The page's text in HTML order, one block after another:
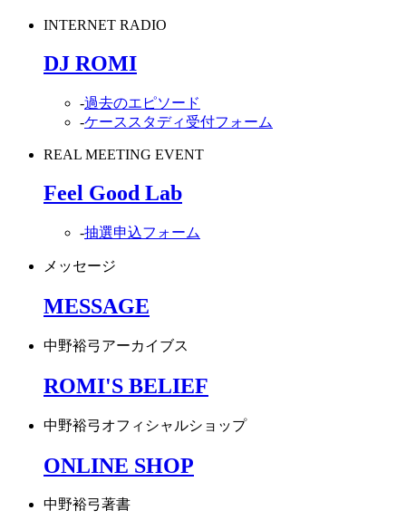
INTERNET RADIO
DJ ROMI
-過去のエピソード
-ケーススタディ受付フォーム
REAL MEETING EVENT
Feel Good Lab
-抽選申込フォーム
メッセージ
MESSAGE
中野裕弓アーカイブス
ROMI'S BELIEF
中野裕弓オフィシャルショップ
ONLINE SHOP
中野裕弓著書